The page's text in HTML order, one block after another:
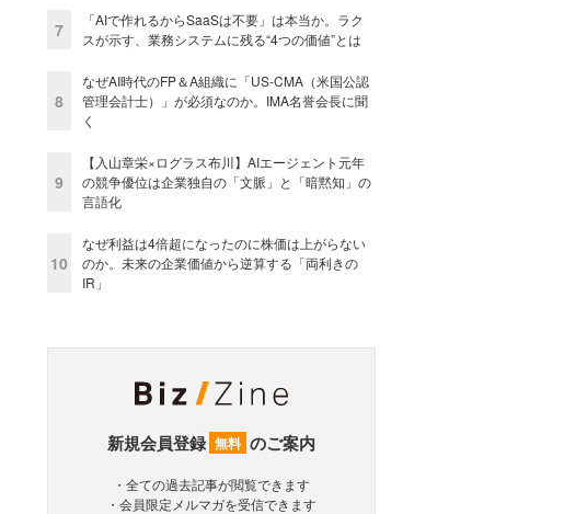
7
「AIで作れるからSaaSは不要」は本当か。ラク
スが示す、業務システムに残る“4つの価値”とは
8
なぜAI時代のFP＆A組織に「US-CMA（米国公認
管理会計士）」が必須なのか。IMA名誉会長に聞
く
9
【入山章栄×ログラス布川】AIエージェント元年
の競争優位は企業独自の「文脈」と「暗黙知」の
言語化
10
なぜ利益は4倍超になったのに株価は上がらない
のか。未来の企業価値から逆算する「両利きの
IR」
新規会員登録 無料 のご案内
・全ての過去記事が閲覧できます
・会員限定メルマガを受信できます